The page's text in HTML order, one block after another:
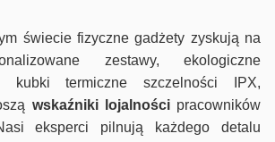
świecie fizyczne gadżety zyskują na
zestawy, ekologiczne
kubki termiczne szczelności IPX,
wskaźniki lojalnościpracowników
eksperci pilnują każdego detalu